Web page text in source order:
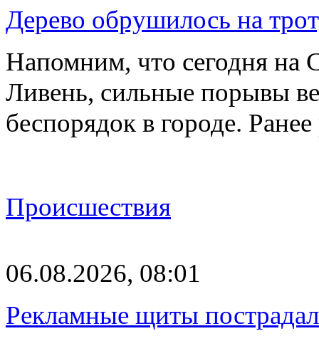
Дерево обрушилось на
Напомним, что сегодня на
Ливень, сильные порывы
беспорядок в городе.
Происшествия
06.08.2026, 08:01
Рекламные щиты